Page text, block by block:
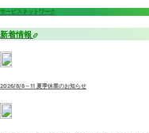
サービスネットワーク
新着情報
2026/8/8～11 夏季休業のお知らせ